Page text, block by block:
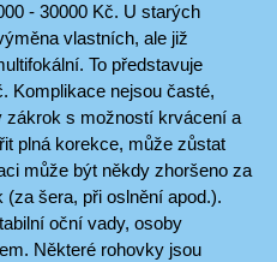
- 30000 Kč. U starých
vlastních, ale již
To představuje
Komplikace nejsou časté,
zákrok s možností krvácení a
plná korekce, může zůstat
může být někdy zhoršeno za
šera, při oslnění apod.).
oční vady, osoby
Některé rohovky jsou